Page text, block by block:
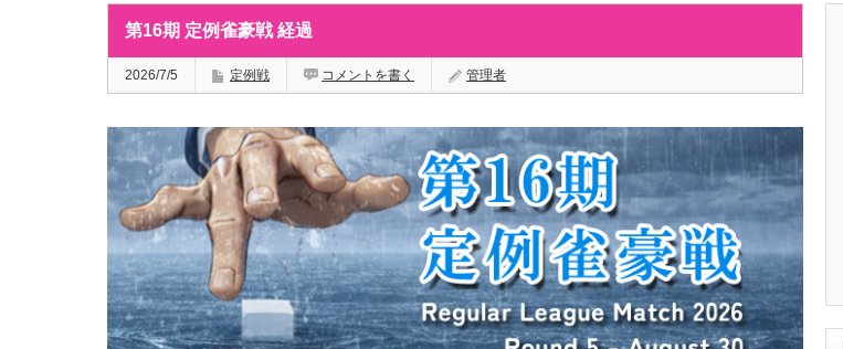
第16期 定例雀豪戦 経過
2026/7/5 定例戦 コメントを書く 管理者